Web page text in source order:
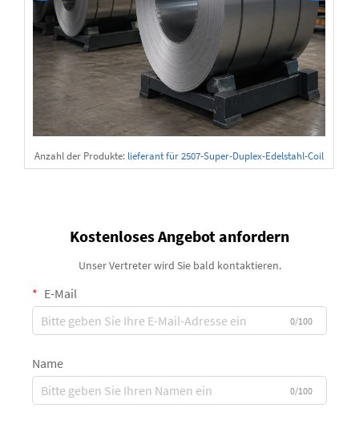
Anzahl der Produkte: lieferant für 2507-Super-Duplex-Edelstahl-Coil
Kostenloses Angebot anfordern
Unser Vertreter wird Sie bald kontaktieren.
E-Mail
0/100
Name
0/100